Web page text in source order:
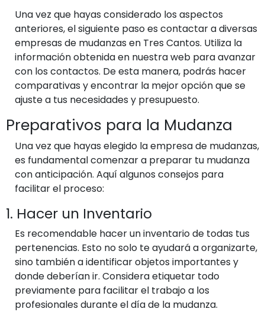
Una vez que hayas considerado los aspectos
anteriores, el siguiente paso es contactar a diversas
empresas de mudanzas en Tres Cantos. Utiliza la
información obtenida en nuestra web para avanzar
con los contactos. De esta manera, podrás hacer
comparativas y encontrar la mejor opción que se
ajuste a tus necesidades y presupuesto.
Preparativos para la Mudanza
Una vez que hayas elegido la empresa de mudanzas,
es fundamental comenzar a preparar tu mudanza
con anticipación. Aquí algunos consejos para
facilitar el proceso:
1. Hacer un Inventario
Es recomendable hacer un inventario de todas tus
pertenencias. Esto no solo te ayudará a organizarte,
sino también a identificar objetos importantes y
donde deberían ir. Considera etiquetar todo
previamente para facilitar el trabajo a los
profesionales durante el día de la mudanza.